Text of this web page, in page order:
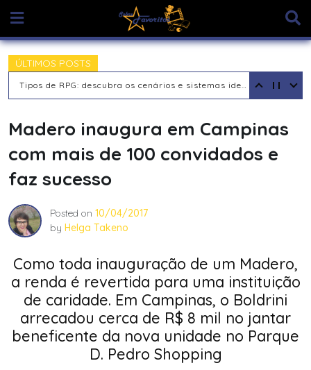
content
ÚLTIMOS POSTS
Madero inaugura em Campinas
com mais de 100 convidados e
faz sucesso
Posted on 10/04/2017
by Helga Takeno
Como toda inauguração de um Madero,
a renda é revertida para uma instituição
de caridade. Em Campinas, o Boldrini
arrecadou cerca de R$ 8 mil no jantar
beneficente da nova unidade no Parque
D. Pedro Shopping